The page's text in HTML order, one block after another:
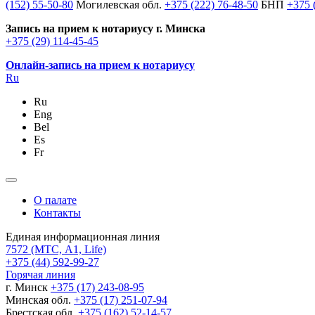
(152) 55-50-80 Могилевская обл. +375 (222) 76-48-50 БНП +375
Запись на прием к нотариусу г. Минска
+375 (29) 114-45-45
Онлайн-запись на прием к нотариусу
Ru
Ru
Eng
Bel
Es
Fr
О палате
Контакты
Единая информационная линия
7572 (МТС, A1, Life)
+375 (44) 592-99-27
Горячая линия
г. Минск +375 (17) 243-08-95
Минская обл. +375 (17) 251-07-94
Брестская обл. +375 (162) 52-14-57